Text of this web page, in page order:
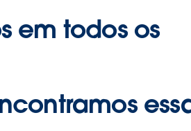
em todos os